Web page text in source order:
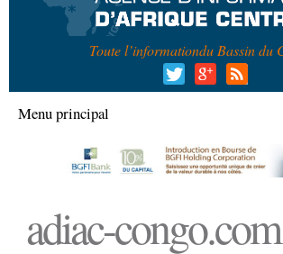
Toute l’informationdu Bassin du
Menu principal
adiac-